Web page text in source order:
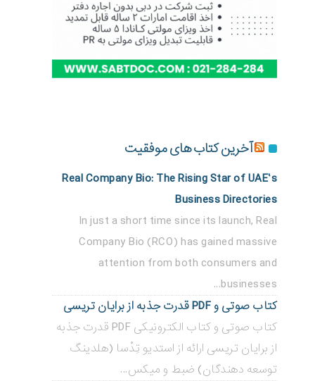
آخرین کتاب های موفقیت
Real Company Bio: The Rising Star of UAE’s
Business Directories
In just a short time since its launch, Real
Company Bio (RCO) has gained massive
attention from both consumers and
businesses...
کتاب صوتی و PDF قدرت جذبه از برایان تریسی
کتاب صوتی و کتاب الکترونیکی PDF قدرت جذبه
از برایان تریسی ارائه از استدیو تِدْسا (هلدینگ
توسعه دهندگان) ضبط و میکس...